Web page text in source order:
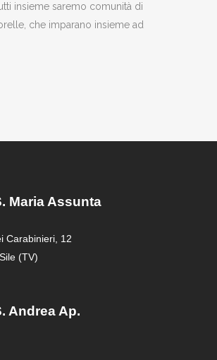
insieme saremo comunità di
che imparano insieme ad
Maria Assunta
Carabinieri, 12
(TV)
Andrea Ap.